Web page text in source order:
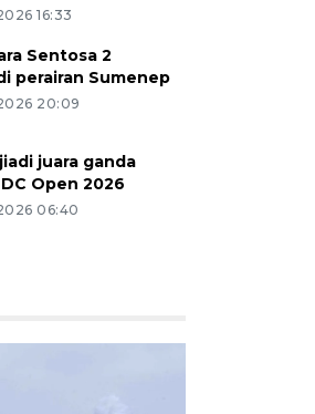
16:33
Sentosa 2
perairan Sumenep
20:09
juara ganda
Open 2026
06:40